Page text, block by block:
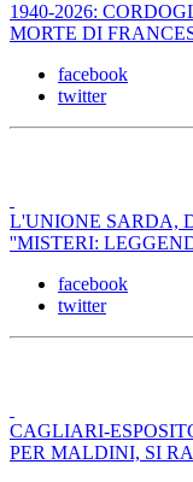
1940-2026:
MORTE DI
facebook
twitter
L'UNIONE SARDA,
''MISTERI:
facebook
twitter
CAGLIARI-
PER MALDINI, SI